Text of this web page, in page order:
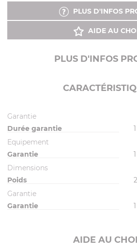
PLUS D'INFOS
AIDE AU
PLUS D'INFOS
Garantie
Durée garantie
1
Equipement
Garantie
1
Dimensions
Poids
Garantie
Garantie
1
AIDE AU